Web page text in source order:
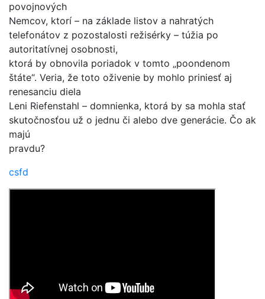
povojnových
Nemcov, ktorí – na základe listov a nahratých
telefonátov z pozostalosti režisérky – túžia po
autoritatívnej osobnosti,
ktorá by obnovila poriadok v tomto „poondenom
štáte“. Veria, že toto oživenie by mohlo priniesť aj
renesanciu diela
Leni Riefenstahl – domnienka, ktorá by sa mohla stať
skutočnosťou už o jednu či alebo dve generácie. Čo ak
majú
pravdu?
csfd